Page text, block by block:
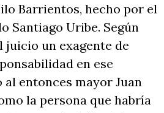
Barrientos, hecho por el
Santiago Uribe. Según
juicio un exagente de
en ese
al entonces mayor Juan
la persona que habría